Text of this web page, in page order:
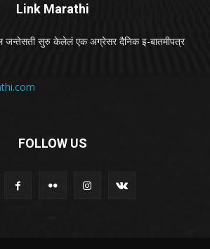
Link Marathi
जन्तेसती सुरु केलेलं एक अग्रेसर दैनिक इ-बातमीपत्र
FOLLOW US